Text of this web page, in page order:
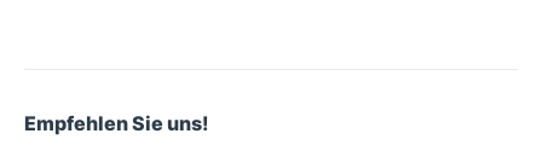
Empfehlen Sie uns!